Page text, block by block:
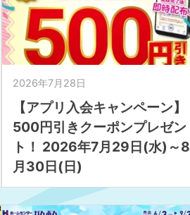
2026年7月28日
【アプリ入会キャンペーン】
500円引きクーポンプレゼン
ト！ 2026年7月29日(水)～8
月30日(日)